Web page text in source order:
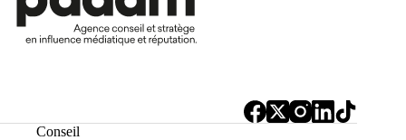
Conseil